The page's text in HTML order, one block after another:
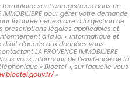
sont enregistrées dans un
pour gérer votre demande
la durée nécessaire à la gestion de
prescriptions légales applicables et
à la loi « informatique et
droit d'accès aux données vous
LA PROVENCE IMMOBILIERE
vous informons de l'existence de la
« Bloctel », sur laquelle vous
»